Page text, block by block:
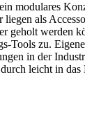
modulares
als
geholt werden
Tools zu.
in der
leicht in das